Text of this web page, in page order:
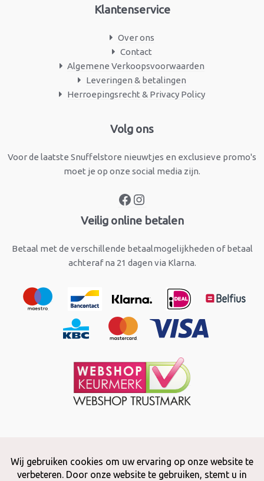
Klantenservice
Over ons
Contact
Algemene Verkoopsvoorwaarden
Leveringen & betalingen
Herroepingsrecht & Privacy Policy
Volg ons
Voor de laatste Snuffelstore nieuwtjes en exclusieve promo's
moet je op onze social media zijn.
Facebook
Veilig online betalen
Betaal met de verschillende betaalmogelijkheden of betaal
achteraf na 21 dagen via Klarna.
Copyright © 2026 Snuffelstore